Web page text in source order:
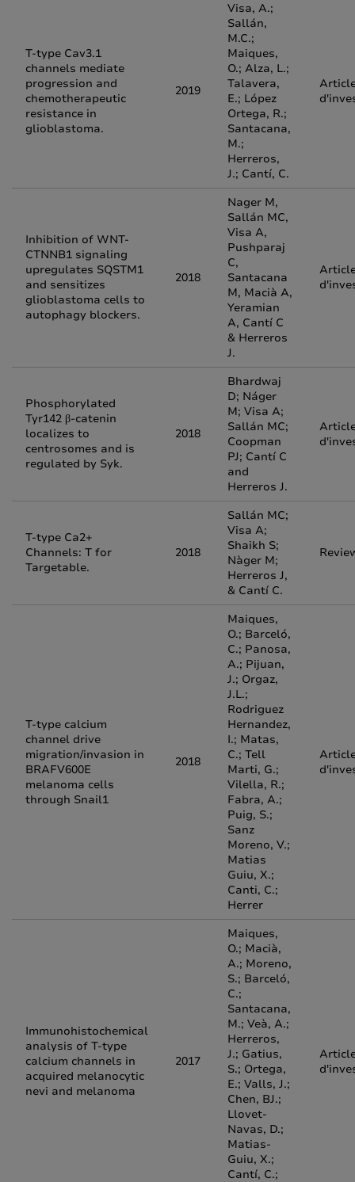
T-type Cav3.1
channels mediate
progression and
chemotherapeutic
resistance in
glioblastoma.
2019
Visa, A.;
Sallán,
M.C.;
Maiques,
O.; Alza, L.;
Talavera,
E.; López
Ortega, R.;
Santacana,
M.;
Herreros,
J.; Cantí, C.
Inhibition of WNT-
CTNNB1 signaling
upregulates SQSTM1
and sensitizes
glioblastoma cells to
autophagy blockers.
2018
Nager M,
Sallán MC,
Visa A,
Pushparaj
C,
Santacana
M, Macià A,
Yeramian
A, Cantí C
& Herreros
J.
Phosphorylated
Tyr142 β-catenin
localizes to
centrosomes and is
regulated by Syk.
2018
Bhardwaj
D; Náger
M; Visa A;
Sallán MC;
Coopman
PJ; Cantí C
and
Herreros J.
T-type Ca2+
Channels: T for
Targetable.
2018
Sallán MC;
Visa A;
Shaikh S;
Nàger M;
Herreros J,
& Cantí C.
T-type calcium
channel drive
migration/invasion in
BRAFV600E
melanoma cells
through Snail1
2018
Maiques,
O.; Barceló,
C.; Panosa,
A.; Pijuan,
J.; Orgaz,
J.L.;
Rodriguez
Hernandez,
I.; Matas,
C.; Tell
Marti, G.;
Vilella, R.;
Fabra, A.;
Puig, S.;
Sanz
Moreno, V.;
Matias
Guiu, X.;
Canti, C.;
Herrer
Immunohistochemical
analysis of T-type
calcium channels in
acquired melanocytic
nevi and melanoma
2017
Maiques,
O.; Macià,
A.; Moreno,
S.; Barceló,
C.;
Santacana,
M.; Veà, A.;
Herreros,
J.; Gatius,
S.; Ortega,
E.; Valls, J.;
Chen, BJ.;
Llovet-
Navas, D.;
Matias-
Guiu, X.;
Cantí, C.;